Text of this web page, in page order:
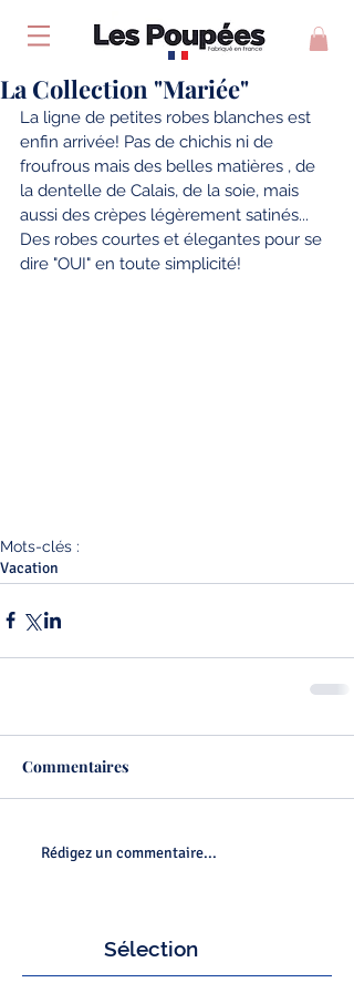
La Collection "Mariée"
La ligne de petites robes blanches est
enfin arrivée! Pas de chichis ni de
froufrous mais des belles matières , de
la dentelle de Calais, de la soie, mais
aussi des crèpes légèrement satinés...
Des robes courtes et élegantes pour se
dire "OUI" en toute simplicité!
Mots-clés :
Vacation
Commentaires
Rédigez un commentaire...
Sélection